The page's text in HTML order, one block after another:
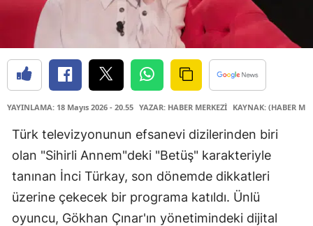
YAYINLAMA: 18 Mayıs 2026 - 20.55 YAZAR: HABER MERKEZİ KAYNAK: (HABER
Türk televizyonunun efsanevi dizilerinden biri
olan "Sihirli Annem"deki "Betüş" karakteriyle
tanınan İnci Türkay, son dönemde dikkatleri
üzerine çekecek bir programa katıldı. Ünlü
oyuncu, Gökhan Çınar'ın yönetimindeki dijital